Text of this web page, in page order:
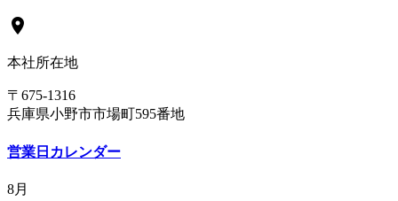
location_on
本社所在地
〒675-1316
兵庫県小野市市場町595番地
営業日カレンダー
8月